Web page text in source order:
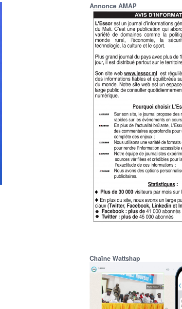
Annonce AMAP
Chaîne Wattshap